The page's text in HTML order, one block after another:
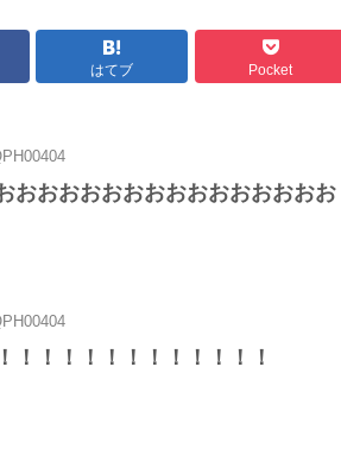
はてブ Pocket
おおおおおおおおおおおおおおお
！！！！！！！！！！！！